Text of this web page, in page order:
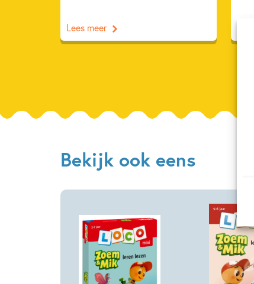
Lees meer
Bekijk ook eens